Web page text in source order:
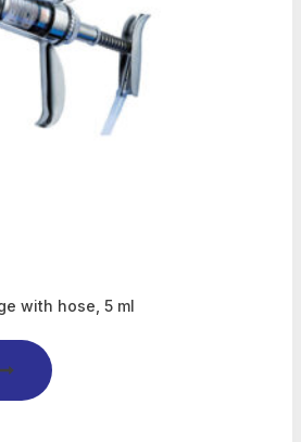
with hose, 5 ml